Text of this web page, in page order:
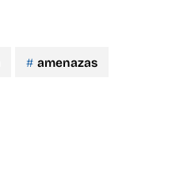
amenazas